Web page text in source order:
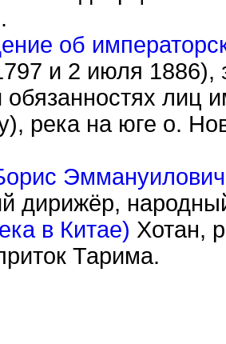
об
и 2 июля 1886),
обязанностях лиц
река на юге о.
Эммануилович
дирижёр,
в Китае) Хотан,
Тарима.